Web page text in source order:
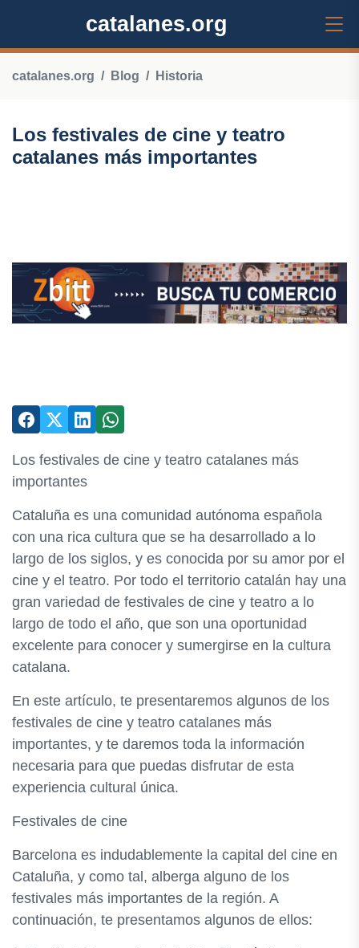
catalanes.org
catalanes.org Blog Historia
Los festivales de cine y teatro
catalanes más importantes
Los festivales de cine y teatro catalanes más
importantes
Cataluña es una comunidad autónoma española
con una rica cultura que se ha desarrollado a lo
largo de los siglos, y es conocida por su amor por el
cine y el teatro. Por todo el territorio catalán hay una
gran variedad de festivales de cine y teatro a lo
largo de todo el año, que son una oportunidad
excelente para conocer y sumergirse en la cultura
catalana.
En este artículo, te presentaremos algunos de los
festivales de cine y teatro catalanes más
importantes, y te daremos toda la información
necesaria para que puedas disfrutar de esta
experiencia cultural única.
Festivales de cine
Barcelona es indudablemente la capital del cine en
Cataluña, y como tal, alberga alguno de los
festivales más importantes de la región. A
continuación, te presentamos algunos de ellos: